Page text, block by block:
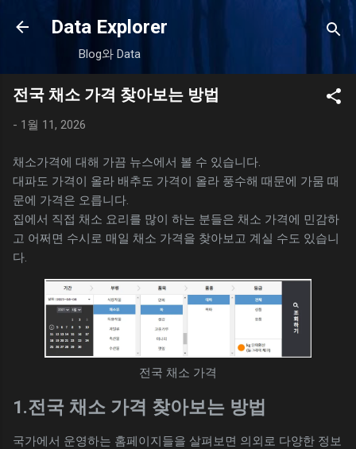
기본 콘텐츠로 건너뛰기
Data Explorer
Blog와 Data
전국 채소 가격 찾아보는 방법
- 1월 11, 2026
채소가격에 대해 가끔 뉴스에서 볼 수 있습니다.
대파도 가격이 올라 배추도 가격이 올라 풍수해 때문에 가뭄 때
문에 가격은 오릅니다.
집에서 직접 채소 요리를 많이 하는 분들은 채소 가격에 민감하
고 어쩌면 수시로 매일 채소 가격을 찾아보고 계실 수도 있습니
다.
전국 채소 가격
1.전국 채소 가격 찾아보는 방법
국가에서 운영하는 홈페이지들을 살펴보면 의외로 다양한 정보